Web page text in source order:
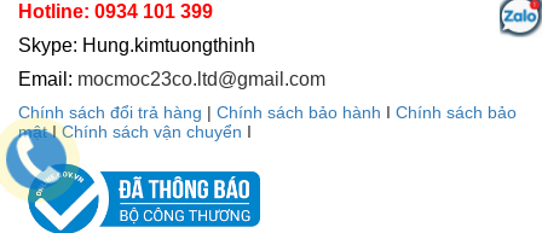
Hotline: 0934 101 399
Skype: Hung.kimtuongthinh
Email: mocmoc23co.ltd@gmail.com
Chính sách đổi trả hàng | Chính sách bảo hành I Chính sách bảo
mậtI Chính sách vận chuyển I